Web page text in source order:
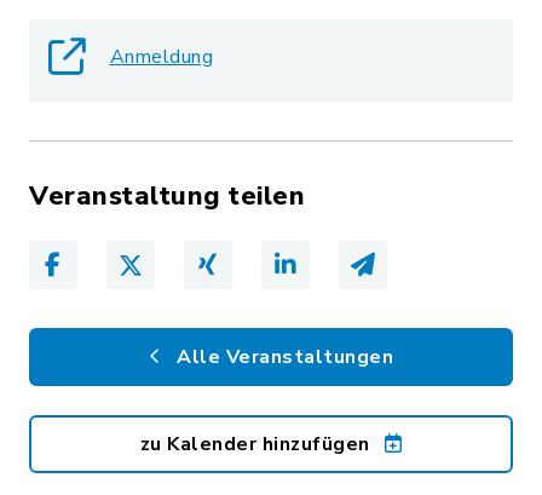
Anmeldung
Veranstaltung teilen
Alle Veranstaltungen
zu Kalender hinzufügen